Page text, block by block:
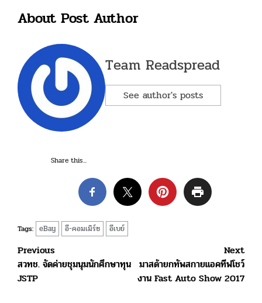
About Post Author
Team Readspread
See author's posts
Share this...
Tags: eBay อี-คอมเมิร์ซ อีเบย์
Post
navigation
Previous
สวทช. จัดค่ายชุมนุมนักศึกษาทุน
JSTP
Next
มาสด้ายกทัพสกายแอคทีฟโชว์
งาน Fast Auto Show 2017